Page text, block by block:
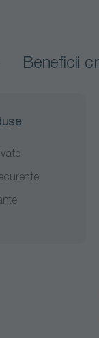
Beneficii